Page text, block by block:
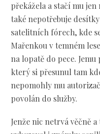
překážela a stačí mu
také nepotřebuje
satelitních fórech, kde
Mařenkou v temném
na lopatě do pece.
který si přesunul tam
nepomohly mu
povolán do služby.
Jenže nic netrvá věčně